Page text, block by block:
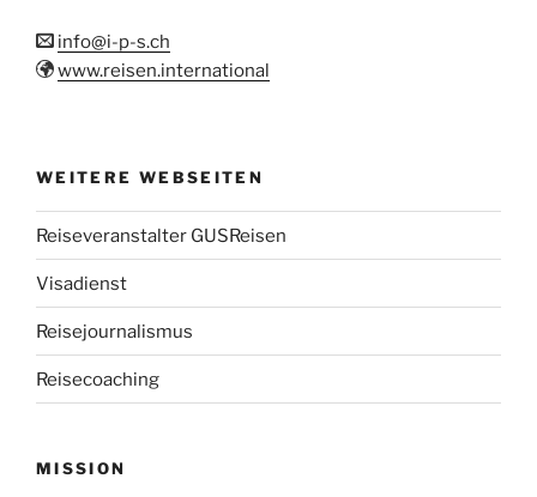
info@i-p-s.ch
www.reisen.international
WEITERE WEBSEITEN
Reiseveranstalter GUSReisen
Visadienst
Reisejournalismus
Reisecoaching
MISSION